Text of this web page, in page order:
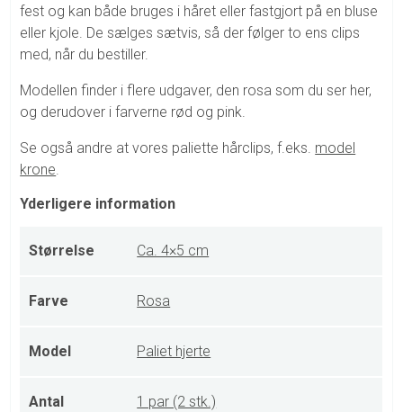
fest og kan både bruges i håret eller fastgjort på en bluse
eller kjole. De sælges sætvis, så der følger to ens clips
med, når du bestiller.
Modellen finder i flere udgaver, den rosa som du ser her,
og derudover i farverne rød og pink.
Se også andre at vores paliette hårclips, f.eks. model
krone.
Yderligere information
Størrelse Ca. 4×5 cm
Farve Rosa
Model Paliet hjerte
Antal 1 par (2 stk.)